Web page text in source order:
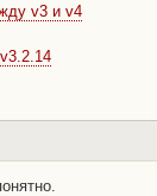
v3 и v4